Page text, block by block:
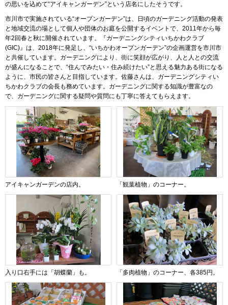
の思いを込めて“アイキャンガーデン”という店名にしたそうです。
市川市で実施されている“オープンガーデン”は、日頃のガーデニング活動の発表
と地域交流の場として個人や団体のお庭を公開するイベントで、2011年から毎
年2回春と秋に開催されています。『ガーデニングシティいちかわクラブ
(GIC)』は、2018年に発足し、“いちかわオープンガーデン”の企画運営を市川市
と共催しています。ガーデニングにより、街に笑顔が広がり、人と人との交流
が盛んになることで、“住んでみたい・住み続けたい”と思える魅力ある街になる
ように、市民の皆さんと目指しています。佐藤さんは、ガーデニングシティい
ちかわクラブの会長も務めています。ガーデニングに関する知識が豊富なの
で、ガーデニングに関する疑問や質問にも丁寧に答えてもらえます。
アイキャンガーデンの店内。 「観葉植物」のコーナー。
入り口右手には「胡蝶蘭」も。 「多肉植物」のコーナー、各385円。